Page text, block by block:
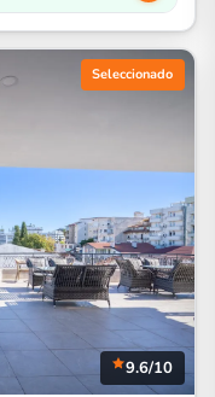
Seleccionado
9.6/10